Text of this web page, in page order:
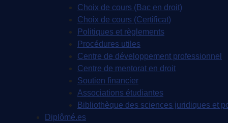
Choix de cours (Bac en droit)
Choix de cours (Certificat)
Politiques et règlements
Procédures utiles
Centre de développement professionnel
Centre de mentorat en droit
Soutien financier
Associations étudiantes
Bibliothèque des sciences juridiques et
Diplômé.es